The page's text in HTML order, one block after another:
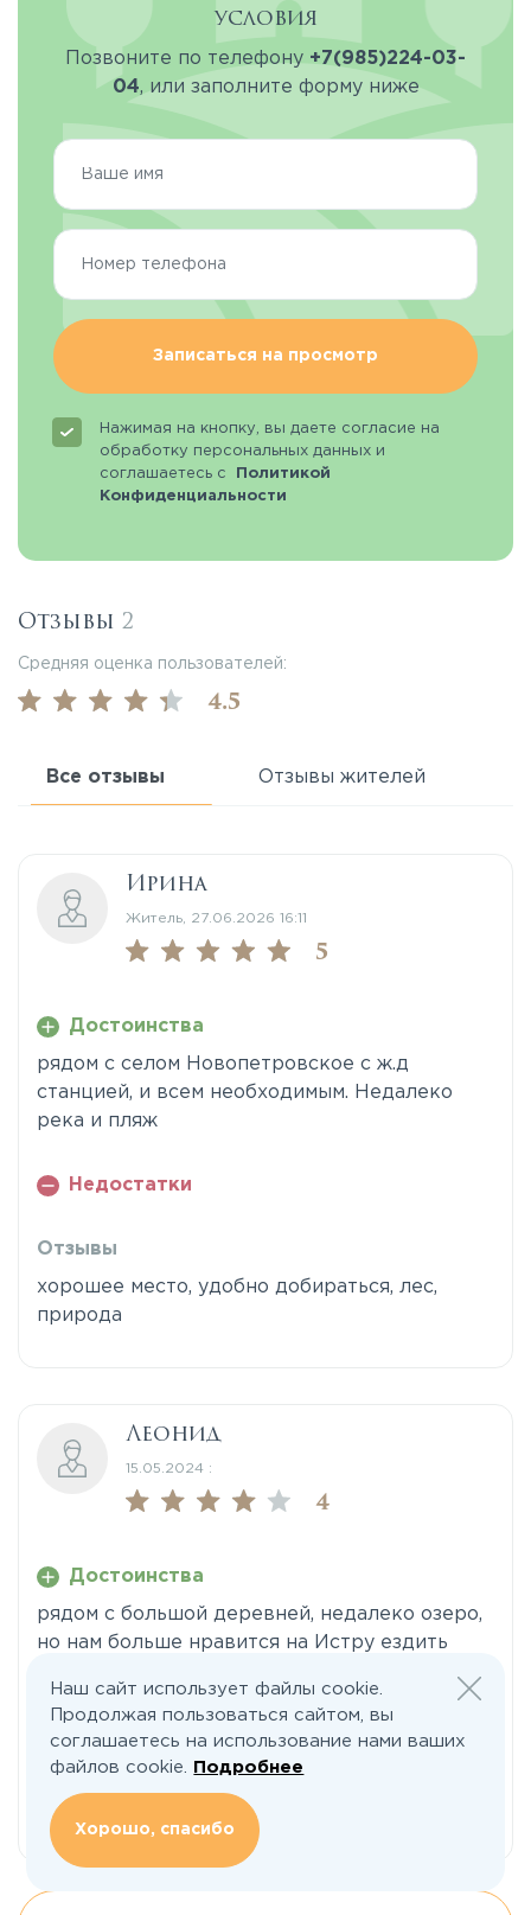
условия
Позвоните по телефону +7(985)224-03-
04, или заполните форму ниже
Записаться на просмотр
Нажимая на кнопку, вы даете согласие на
обработку персональных данных и
соглашаетесь с
Политикой
Конфиденциальности
Отзывы 2
Средняя оценка пользователей:
4.5
Все отзывы Отзывы жителей
Ирина
Житель, 27.06.2026 16:11
5
Достоинства
рядом с селом Новопетровское с ж.д
станцией, и всем необходимым. Недалеко
река и пляж
Недостатки
Отзывы
хорошее место, удобно добираться, лес,
природа
Леонид
15.05.2024 :
4
Достоинства
рядом с большой деревней, недалеко озеро,
но нам больше нравится на Истру ездить
Недостатки
далековато от Москвы
Отзывы
Наш сайт использует файлы cookie.
Продолжая пользоваться сайтом, вы
соглашаетесь на использование нами ваших
файлов cookie.
Подробнее
Хорошо, спасибо